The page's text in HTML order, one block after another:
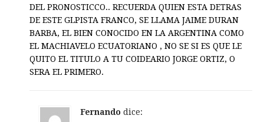
DEL PRONOSTICCO.. RECUERDA QUIEN ESTA DETRAS
DE ESTE GLPISTA FRANCO, SE LLAMA JAIME DURAN
BARBA, EL BIEN CONOCIDO EN LA ARGENTINA COMO
EL MACHIAVELO ECUATORIANO , NO SE SI ES QUE LE
QUITO EL TITULO A TU COIDEARIO JORGE ORTIZ, O
SERA EL PRIMERO.
Fernando dice: